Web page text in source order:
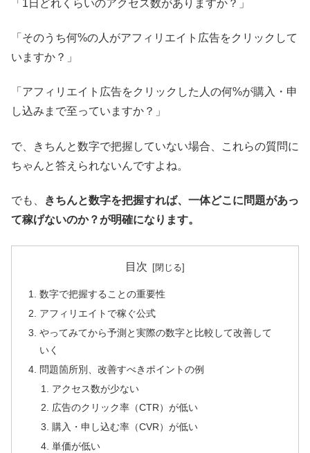
「1日どれくらいのアクセス数がありますか？」
「そのうち何%の人がアフィリエイト広告をクリックして
いますか？」
「アフィリエイト広告をクリックした人の何%が購入・申
し込みまで至っていますか？」
で、きちんと数字で把握していない場合、これらの質問に
ちゃんと答えられないんですよね。
でも、
きちんと数字を把握すれば、一体どこに問題があっ
て稼げないのか？が明確になります。
目次
数字で把握することの重要性
アフィリエイトで稼ぐ公式
やってみてから予測と実際の数字と比較して改善して
いく
問題箇所別、改善すべきポイントの例
アクセス数が少ない
広告のクリック率（CTR）が低い
購入・申し込む率（CVR）が低い
単価が低い